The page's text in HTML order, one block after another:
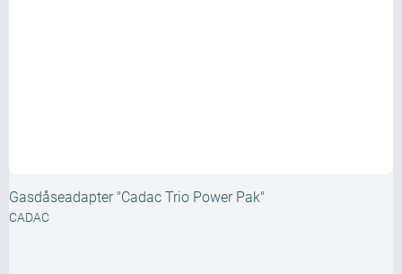
Gasdåseadapter "Cadac Trio Power Pak"
CADAC